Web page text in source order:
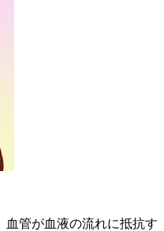
血管が血液の流れに抵抗す